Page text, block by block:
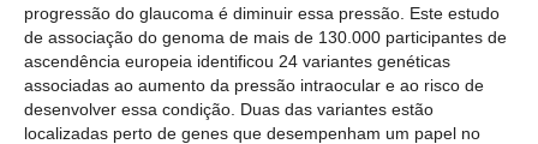
progressão do glaucoma é diminuir essa pressão. Este estudo
de associação do genoma de mais de 130.000 participantes de
ascendência europeia identificou 24 variantes genéticas
associadas ao aumento da pressão intraocular e ao risco de
desenvolver essa condição. Duas das variantes estão
localizadas perto de genes que desempenham um papel no